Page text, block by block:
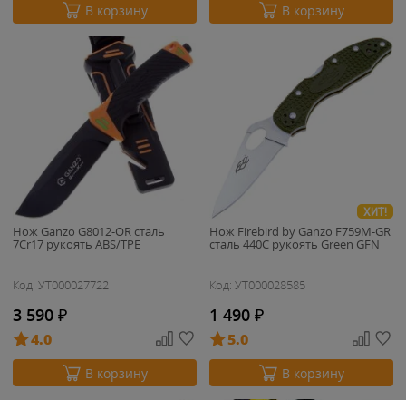
В корзину В корзину
Нож Ganzo G8012-OR cталь
7Cr17 рукоять ABS/TPE
Код: УТ000027722
3 590 ₽
4.0
В корзину
ХИТ!
Нож Firebird by Ganzo F759M-GR
cталь 440C рукоять Green GFN
Код: УТ000028585
1 490 ₽
5.0
В корзину